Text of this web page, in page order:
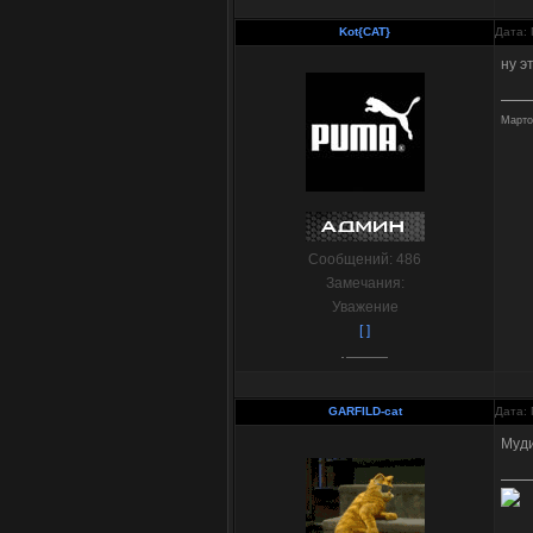
Kot{CAT} Дата:
Сообщений: 486
Замечания:
Уважение
[ ]
ну
GARFILD-cat Дата: